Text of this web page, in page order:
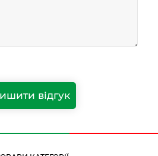
відгук